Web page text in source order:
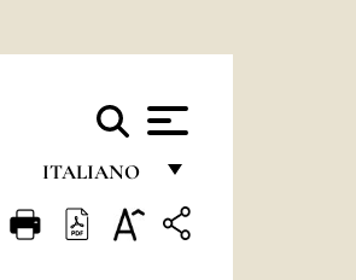
ITALIANO
FRANÇAIS